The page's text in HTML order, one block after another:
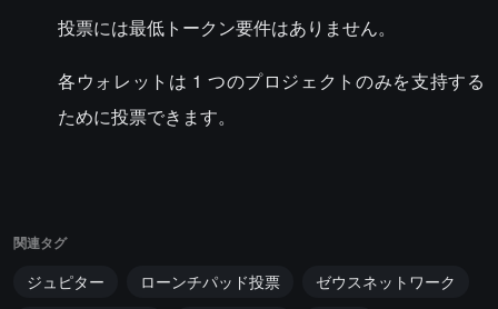
投票には最低トークン要件はありません。
各ウォレットは 1 つのプロジェクトのみを支持する
ために投票できます。
関連タグ
ジュピター ローンチパッド投票
ゼウスネットワーク